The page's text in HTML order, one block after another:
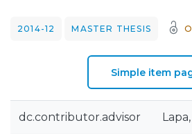
2014-12 MASTER THESIS
Simple item
dc.contributor.advisor